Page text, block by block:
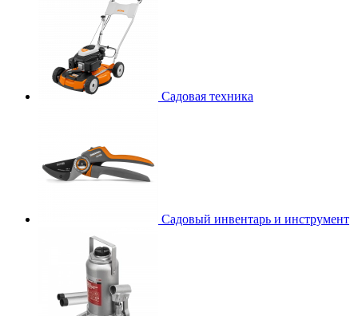
Садовая техника
Садовый инвентарь и инструмент